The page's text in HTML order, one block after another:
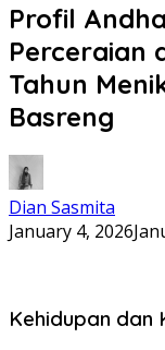
Profil
Perceraian
Tahun
Basreng
Dian Sasmita
January 4, 2026
Kehidupan dan